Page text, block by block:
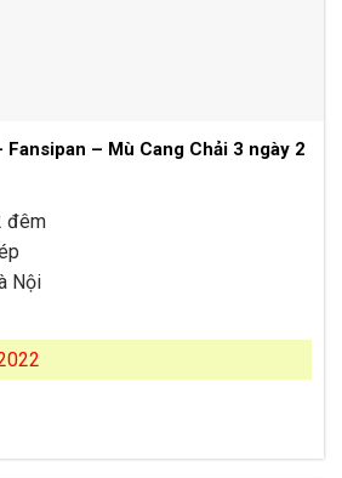
Fansipan – Mù Cang Chải 3 ngày 2
đêm
Nội